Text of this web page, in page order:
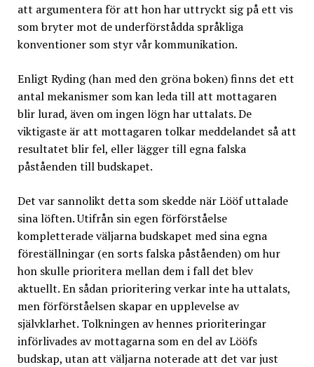
att argumentera för att hon har uttryckt sig på ett vis
som bryter mot de underförstådda språkliga
konventioner som styr vår kommunikation.
Enligt Ryding (han med den gröna boken) finns det ett
antal mekanismer som kan leda till att mottagaren
blir lurad, även om ingen lögn har uttalats. De
viktigaste är att mottagaren tolkar meddelandet så att
resultatet blir fel, eller lägger till egna falska
påståenden till budskapet.
Det var sannolikt detta som skedde när Lööf uttalade
sina löften. Utifrån sin egen förförståelse
kompletterade väljarna budskapet med sina egna
föreställningar (en sorts falska påståenden) om hur
hon skulle prioritera mellan dem i fall det blev
aktuellt. En sådan prioritering verkar inte ha uttalats,
men förförståelsen skapar en upplevelse av
självklarhet. Tolkningen av hennes prioriteringar
införlivades av mottagarna som en del av Lööfs
budskap, utan att väljarna noterade att det var just